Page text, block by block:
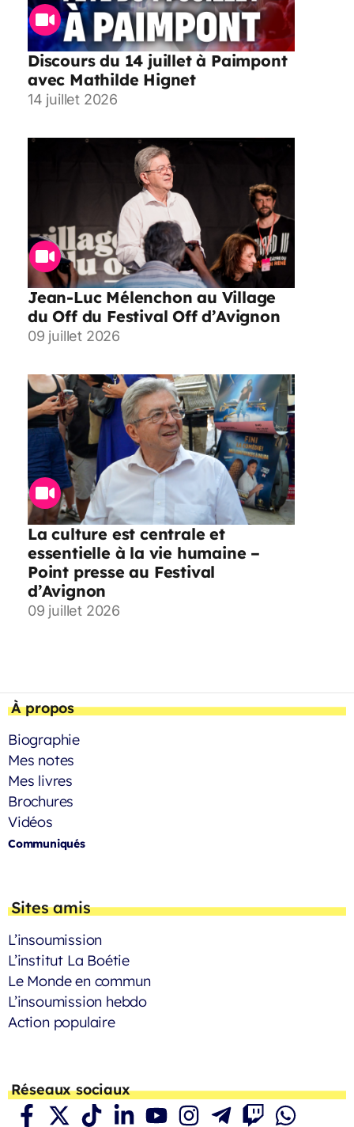
Discours du 14 juillet à Paimpont
avec Mathilde Hignet
14 juillet 2026
Jean-Luc Mélenchon au Village
du Off du Festival Off d’Avignon
09 juillet 2026
La culture est centrale et
essentielle à la vie humaine –
Point presse au Festival
d’Avignon
09 juillet 2026
À propos
Biographie
Mes notes
Mes livres
Brochures
Vidéos
Communiqués
Sites amis
L’insoumission
L’institut La Boétie
Le Monde en commun
L’insoumission hebdo
Action populaire
Réseaux sociaux